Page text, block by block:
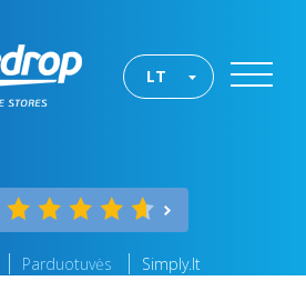
LT
Parduotuvės Simply.lt